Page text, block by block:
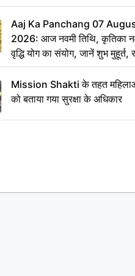
Aaj Ka Panchang 07
2026: आज नवमी तिथि, कृतिका
वृद्धि योग का संयोग, जानें शुभ मुहूर्त,
का सही समय
Mission Shakti के तहत
को बताया गया सुरक्षा के अधिकार